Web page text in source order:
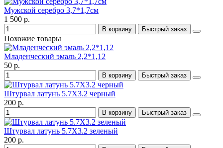
Мужской серебро 3,7*1,7см
1 500 р.
В корзину Быстрый заказ
Похожие товары
Младенческий эмаль 2,2*1,12
50 р.
В корзину Быстрый заказ
Штурвал латунь 5.7X3.2 черный
200 р.
В корзину Быстрый заказ
Штурвал латунь 5.7X3.2 зеленый
200 р.